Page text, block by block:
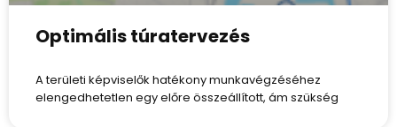
Optimális túratervezés
A területi képviselők hatékony munkavégzéséhez
elengedhetetlen egy előre összeállított, ám szükség